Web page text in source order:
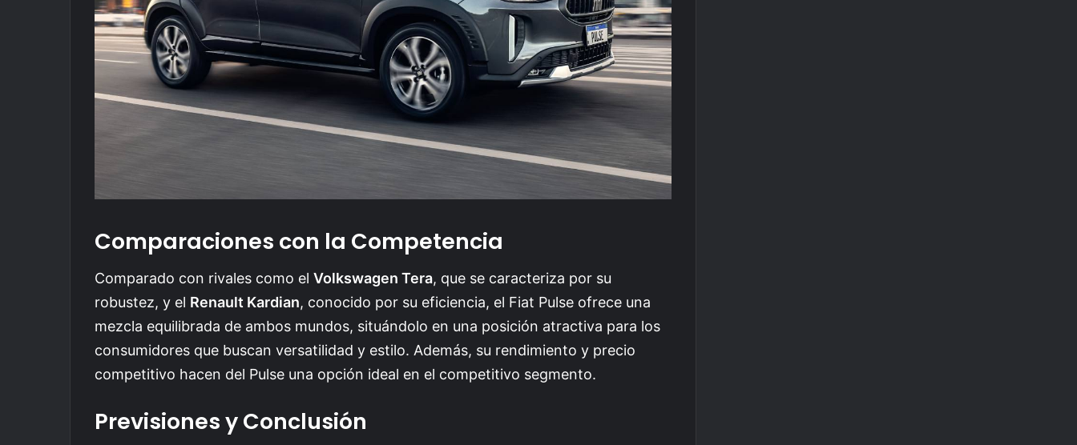
Comparaciones con la Competencia
Comparado con rivales como el Volkswagen Tera, que se caracteriza por su
robustez, y el Renault Kardian, conocido por su eficiencia, el Fiat Pulse ofrece una
mezcla equilibrada de ambos mundos, situándolo en una posición atractiva para los
consumidores que buscan versatilidad y estilo. Además, su rendimiento y precio
competitivo hacen del Pulse una opción ideal en el competitivo segmento.
Previsiones y Conclusión